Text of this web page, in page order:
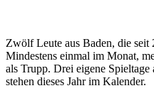
Zwölf Leute aus Baden, die seit
Mindestens einmal im Monat,
als Trupp. Drei eigene
stehen dieses Jahr im Kalender.